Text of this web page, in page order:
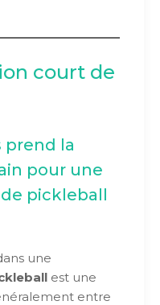
court de
prend la
pour une
pickleball
une
est une
entre